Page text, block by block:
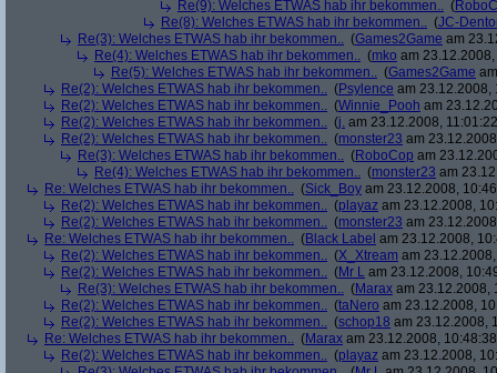
Re(9): Welches ETWAS hab ihr bekommen.. (
Re(8): Welches ETWAS hab ihr bekommen.. (JC-
Re(3): Welches ETWAS hab ihr bekommen.. (Games2Game am
Re(4): Welches ETWAS hab ihr bekommen.. (mko am
Re(5): Welches ETWAS hab ihr bekommen.. (Games2Game
Re(2): Welches ETWAS hab ihr bekommen.. (Psylence am 23.12.2008,
Re(2): Welches ETWAS hab ihr bekommen.. (Winnie_Pooh am
Re(2): Welches ETWAS hab ihr bekommen.. (j. am 23.12.2008,
Re(2): Welches ETWAS hab ihr bekommen.. (monster23 am
Re(3): Welches ETWAS hab ihr bekommen.. (RoboCop am
Re(4): Welches ETWAS hab ihr bekommen.. (monster23 am
Re: Welches ETWAS hab ihr bekommen.. (Sick_Boy am 23.12.2008,
Re(2): Welches ETWAS hab ihr bekommen.. (playaz am 23.12.2008,
Re(2): Welches ETWAS hab ihr bekommen.. (monster23 am
Re: Welches ETWAS hab ihr bekommen.. (Black Label am 23.12.2008,
Re(2): Welches ETWAS hab ihr bekommen.. (X_Xtream am
Re(2): Welches ETWAS hab ihr bekommen.. (Mr L am 23.12.2008,
Re(3): Welches ETWAS hab ihr bekommen.. (Marax am 23.12.2008,
Re(2): Welches ETWAS hab ihr bekommen.. (taNero am 23.12.2008,
Re(2): Welches ETWAS hab ihr bekommen.. (schop18 am 23.12.2008,
Re: Welches ETWAS hab ihr bekommen.. (Marax am 23.12.2008,
Re(2): Welches ETWAS hab ihr bekommen.. (playaz am 23.12.2008,